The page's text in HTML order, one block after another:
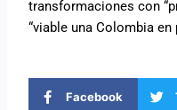
transformaciones con
“viable una Colombia en
Facebook